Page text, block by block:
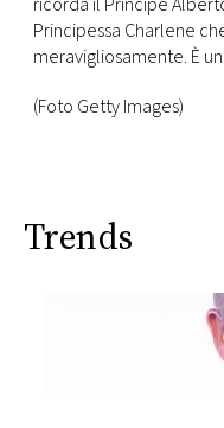
Principessa Charlene
meravigliosamente. È
(Foto Getty Images)
Trends